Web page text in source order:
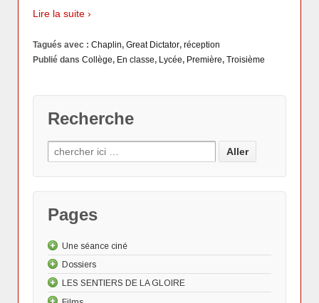
Lire la suite ›
Tagués avec : Chaplin, Great Dictator, réception
Publié dans Collège, En classe, Lycée, Première, Troisième
Recherche
Pages
Une séance ciné
Les "Actus"
Le dessin animé
Dossiers
Les Actualités cinématographiques
LES SENTIERS DE LA GLOIRE